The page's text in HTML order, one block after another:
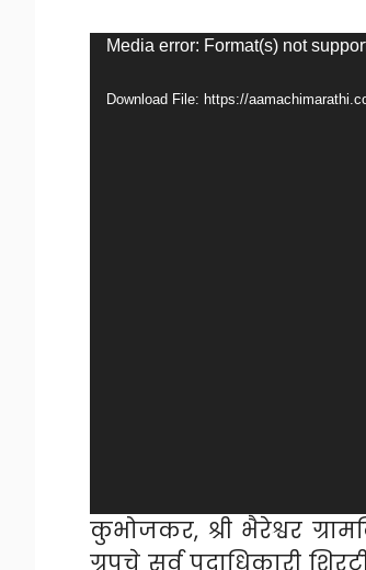
Video
Media error: Format(s) not
Download File: https://
कुभोजकर, श्री भैरेश्वर
ग्रुपचे सर्व पदाधिकारी